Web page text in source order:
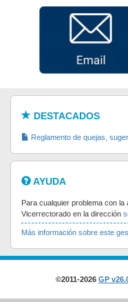
DESTACADOS
Reglamento de quejas,
AYUDA
Para cualquier problema con
Vicerrectorado en la dirección
Más información sobre este
©2011-2026 GP